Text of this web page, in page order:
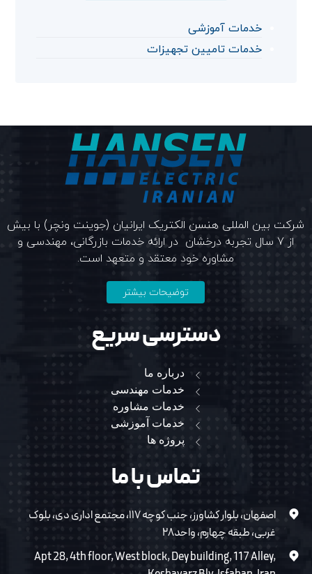
خدمات آموزشی
خدمات تامیین تجهیزات
شرکت بین المللی هنسن الکتریک ایرانیان (جوینت ونچر) با بیش
از 7 سال تجربه درخشان در ارائه خدمات بازرگانی، مهندسی و
مشاوره خود معتقد و متعهد است.
توضیحات بیشتر
دسترسی سریع
درباره ما
خدمات مهندسی
خدمات مشاوره
خدمات آموزشی
پروژه ها
تماس با ما
اصفهان، بلوار کشاورز، جنب کوچه ۱۱۷، مجتمع اداری دی، بلوک
غربی، طبقه چهارم، واحد۲۸
Apt 28, 4th floor, West block, Dey building, 117 Alley,